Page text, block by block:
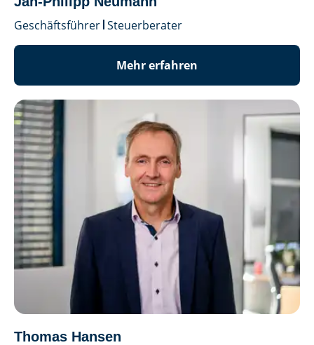
Geschäftsführer Steuerberater
Mehr erfahren
Thomas Hansen